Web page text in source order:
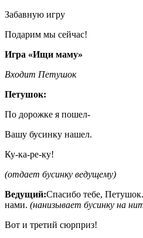
Забавную игру
Подарим мы сейчас!
Игра «Ищи маму»
Входит Петушок
Петушок:
По дорожке я пошел-
Вашу бусинку нашел.
Ку-ка-ре-ку!
(отдает бусинку ведущему)
Ведущий:Спасибо тебе,
нами. (нанизывает бусинку на
Вот и третий сюрприз!